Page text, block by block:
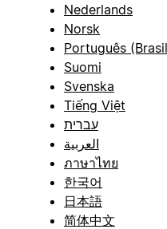
Nederlands
Norsk
Português
Suomi
Svenska
Tiếng Việt
עברית
العربية
ภาษาไทย
한국어
日本語
简体中文